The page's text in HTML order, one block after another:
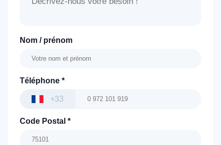
Nom / prénom
Téléphone *
+33
Code Postal *